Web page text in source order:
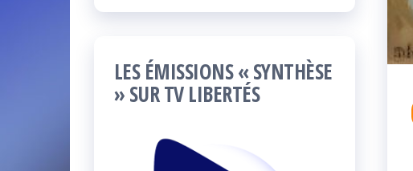
LES ÉMISSIONS « SYNTHÈSE
» SUR TV LIBERTÉS